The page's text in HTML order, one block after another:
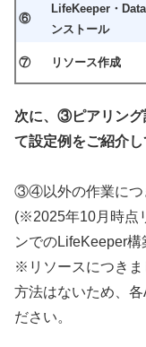
⑥
LifeKeeper・
ンストール
⑦ リソース作成
次に、③ピアリン
て設定例をご紹介し
③④以外の作業につ
(※2025年10月時点
ンでのLifeKeeper
※リソースにつきま
方法はないため、
ださい。